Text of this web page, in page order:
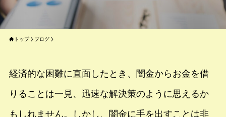
トップ ブログ
経済的な困難に直面したとき、闇金からお金を借
りることは一見、迅速な解決策のように思えるか
もしれません。しかし、闇金に手を出すことは非